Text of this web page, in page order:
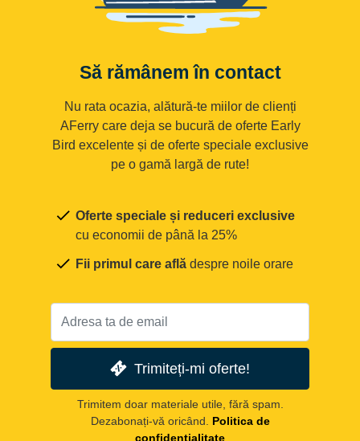
Să rămânem în contact
Nu rata ocazia, alătură-te miilor de clienți
AFerry care deja se bucură de oferte Early
Bird excelente și de oferte speciale exclusive
pe o gamă largă de rute!
Oferte speciale și reduceri exclusive
cu economii de până la 25%
Fii primul care află despre noile orare
Trimiteți-mi oferte!
Trimitem doar materiale utile, fără spam.
Dezabonați-vă oricând.
Politica de
confidențialitate